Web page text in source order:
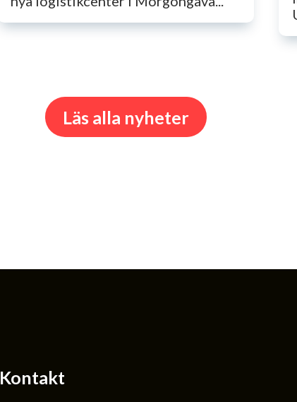
Läs alla nyheter
Kontakt